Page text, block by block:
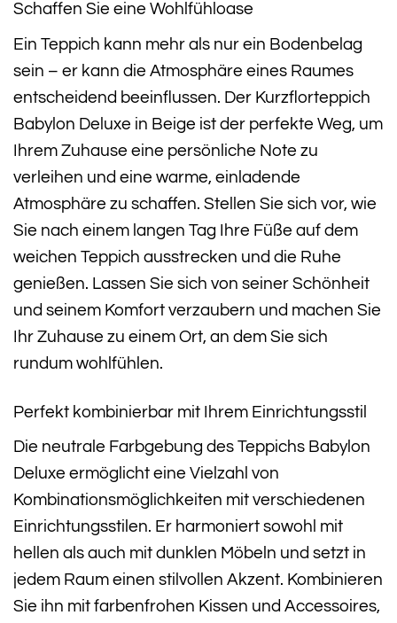
Schaffen Sie eine Wohlfühloase
Ein Teppich kann mehr als nur ein Bodenbelag
sein – er kann die Atmosphäre eines Raumes
entscheidend beeinflussen. Der Kurzflorteppich
Babylon Deluxe in Beige ist der perfekte Weg, um
Ihrem Zuhause eine persönliche Note zu
verleihen und eine warme, einladende
Atmosphäre zu schaffen. Stellen Sie sich vor, wie
Sie nach einem langen Tag Ihre Füße auf dem
weichen Teppich ausstrecken und die Ruhe
genießen. Lassen Sie sich von seiner Schönheit
und seinem Komfort verzaubern und machen Sie
Ihr Zuhause zu einem Ort, an dem Sie sich
rundum wohlfühlen.
Perfekt kombinierbar mit Ihrem Einrichtungsstil
Die neutrale Farbgebung des Teppichs Babylon
Deluxe ermöglicht eine Vielzahl von
Kombinationsmöglichkeiten mit verschiedenen
Einrichtungsstilen. Er harmoniert sowohl mit
hellen als auch mit dunklen Möbeln und setzt in
jedem Raum einen stilvollen Akzent. Kombinieren
Sie ihn mit farbenfrohen Kissen und Accessoires,